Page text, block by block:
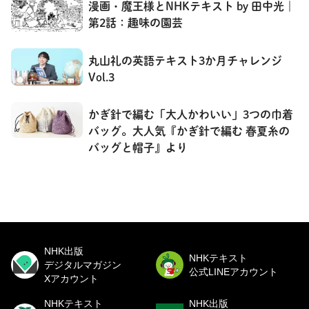
漫画・魔王様とNHKテキスト by 田中光｜
第2話：趣味の園芸
丸山礼の英語テキスト3か月チャレンジ
Vol.3
かぎ針で編む「大人かわいい」3つの巾着
バッグ。大人気『かぎ針で編む 春夏糸の
バッグと帽子』より
NHK出版
デジタルマガジン
Xアカウント
NHKテキスト
公式LINEアカウント
NHKテキスト NHK出版